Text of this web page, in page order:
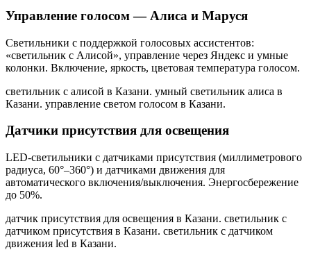
Управление голосом — Алиса и Маруся
Светильники с поддержкой голосовых ассистентов:
«светильник с Алисой», управление через Яндекс и умные
колонки. Включение, яркость, цветовая температура голосом.
светильник с алисой в Казани. умный светильник алиса в
Казани. управление светом голосом в Казани.
Датчики присутствия для освещения
LED-светильники с датчиками присутствия (миллиметрового
радиуса, 60°–360°) и датчиками движения для
автоматического включения/выключения. Энергосбережение
до 50%.
датчик присутствия для освещения в Казани. светильник с
датчиком присутствия в Казани. светильник с датчиком
движения led в Казани.